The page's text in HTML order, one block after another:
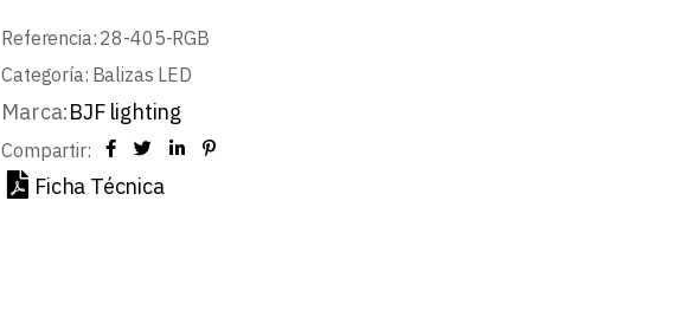
Referencia: 28-405-RGB
Categoría: Balizas LED
Marca:BJF lighting
Compartir:
Ficha Técnica